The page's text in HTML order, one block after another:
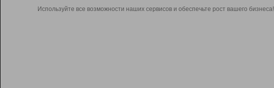
Используйте все возможности наших сервисов и обеспечьте рост вашего бизнеса!